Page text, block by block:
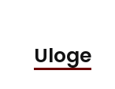
Uloge